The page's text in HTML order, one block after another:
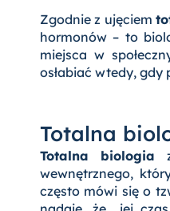
Zgodnie z ujęciem
hormonów – to
miejsca w
osłabiać wtedy, gdy
Totalna
Totalna biologia
wewnętrznego,
często mówi się o